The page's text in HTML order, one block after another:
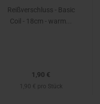
Reißverschluss - Basic
Coil - 18cm - warm...
1,90 €
1,90 € pro Stück